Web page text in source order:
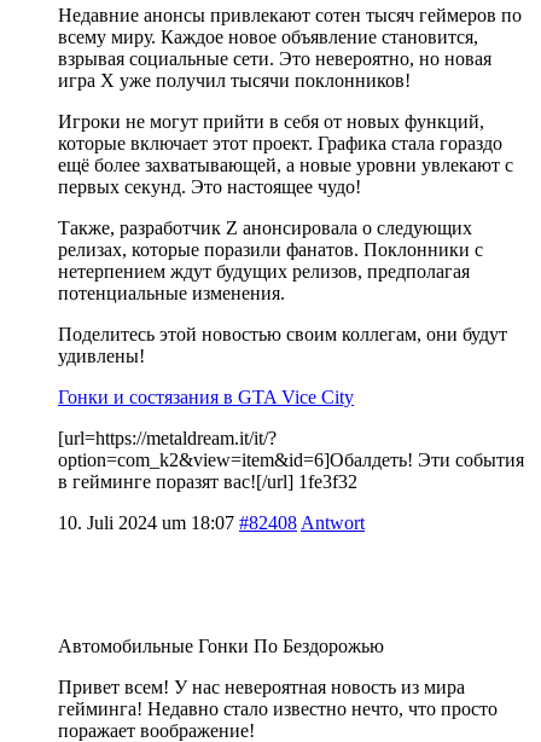
Недавние анонсы привлекают сотен тысяч геймеров по
всему миру. Каждое новое объявление становится,
взрывая социальные сети. Это невероятно, но новая
игра X уже получил тысячи поклонников!
Игроки не могут прийти в себя от новых функций,
которые включает этот проект. Графика стала гораздо
ещё более захватывающей, а новые уровни увлекают с
первых секунд. Это настоящее чудо!
Также, разработчик Z анонсировала о следующих
релизах, которые поразили фанатов. Поклонники с
нетерпением ждут будущих релизов, предполагая
потенциальные изменения.
Поделитесь этой новостью своим коллегам, они будут
удивлены!
Гонки и состязания в GTA Vice City
[url=https://metaldream.it/it/?
option=com_k2&view=item&id=6]Обалдеть! Эти события
в гейминге поразят вас![/url] 1fe3f32
10. Juli 2024 um 18:07 #82408 Antwort
Автомобильные Гонки По Бездорожью
Привет всем! У нас невероятная новость из мира
гейминга! Недавно стало известно нечто, что просто
поражает воображение!